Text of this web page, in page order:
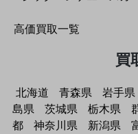
高価買取一覧
買
北海道 青森県 岩手県
島県
茨城県 栃木県
都
神奈川県 新潟県